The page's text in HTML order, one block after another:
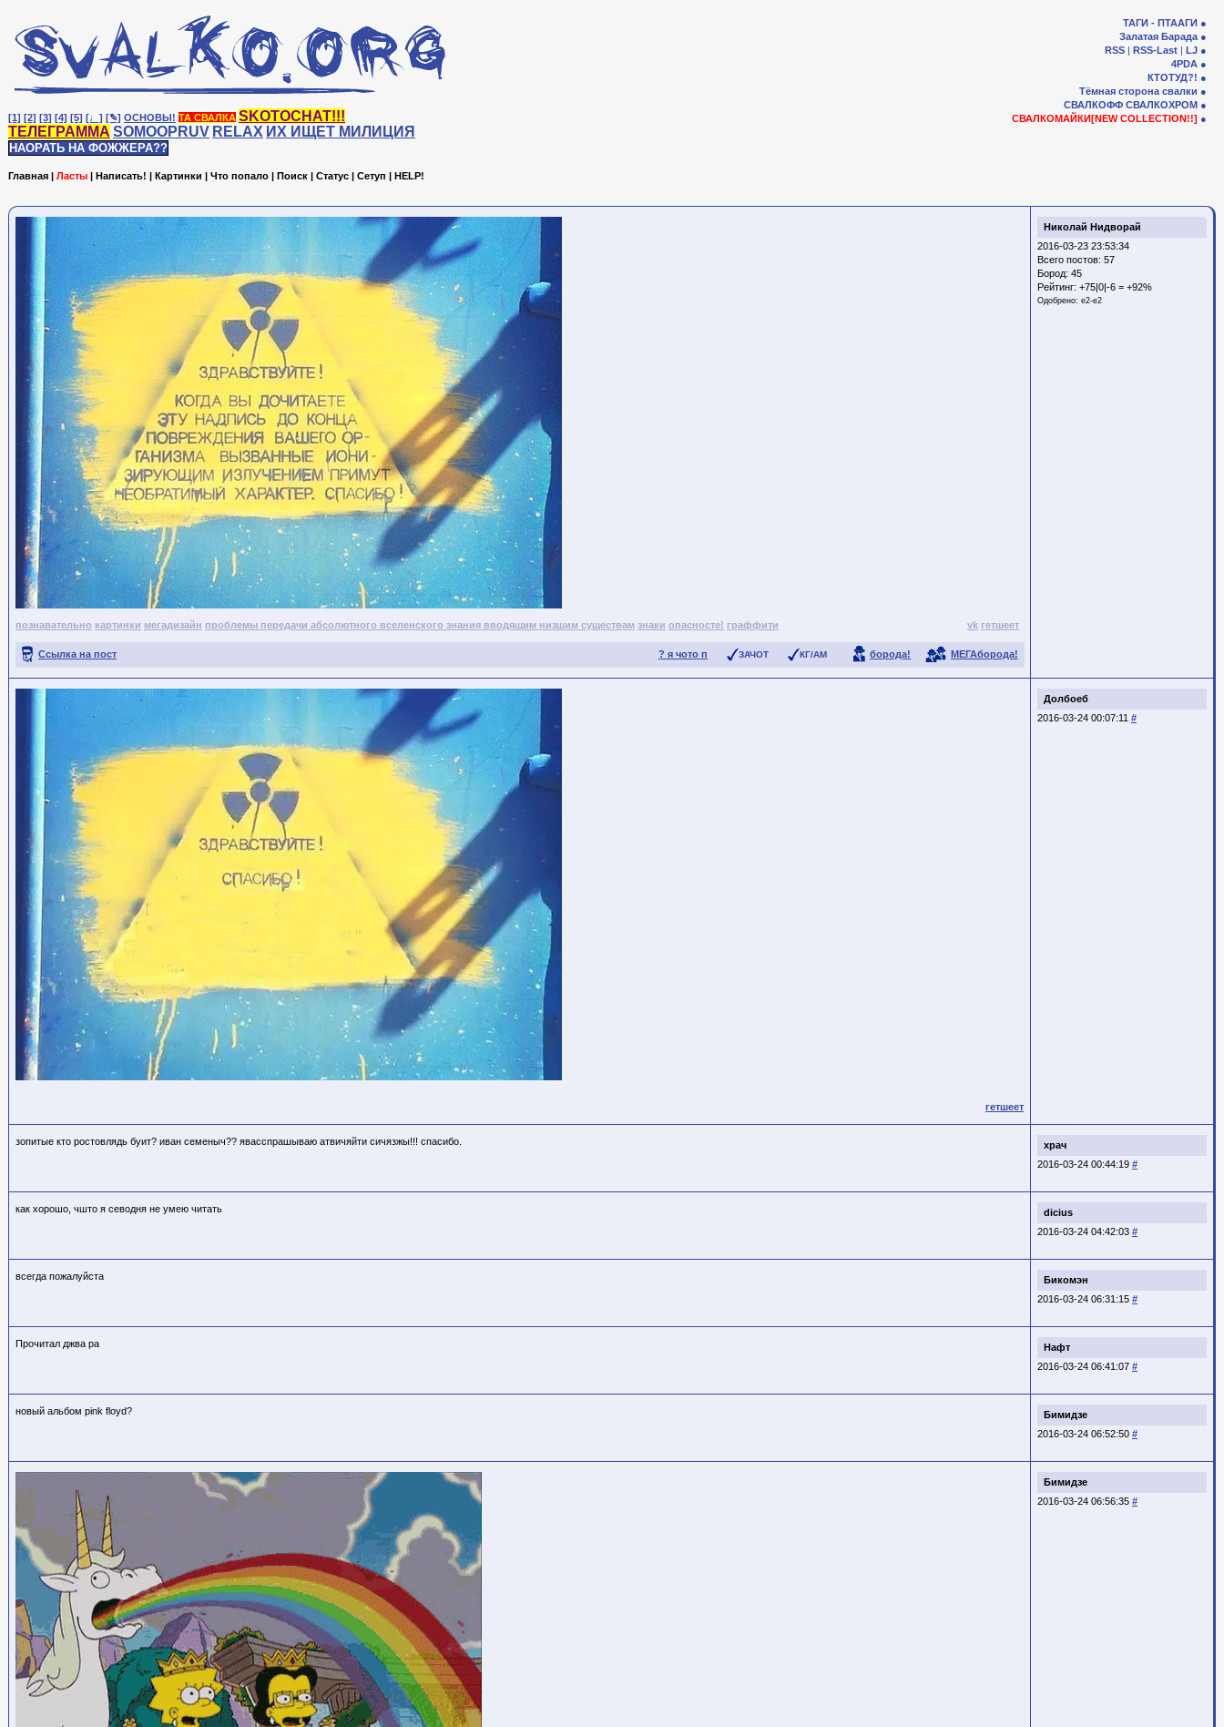
[1] [2] [3] [4] [5] [♩] [✎] ОСНОВЫ! ТА СВАЛКА SKOTOCHAT!!!
ТЕЛЕГРАММА SOMOOPRUV RELAX ИХ ИЩЕТ МИЛИЦИЯ
НАОРАТЬ НА ФОЖЖЕРА??
ТАГИ - ПТААГИ
Залатая Барада
RSS | RSS-Last | LJ
4PDA
КТОТУД?!
Тёмная сторона свалки
СВАЛКОФФ СВАЛКОХРОМ
СВАЛКОМАЙКИ[NEW COLLECTION!!]
Главная | Ласты | Написать! | Картинки | Что попало | Поиск | Статус | Сетуп | HELP!
Николай Нидворай
2016-03-23 23:53:34
Всего постов: 57
Бород: 45
Рейтинг: +75|0|-6 = +92%
Одобрено: e2-e2
познавательно картинки мегадизайн проблемы передачи абсолютного вселенского знания вводящим низшим существам знаки опасносте! граффити vk гетшеет
? я чото п ЗАЧОТ КГ/АМ борода! МЕГАборода!
Ссылка на пост
Долбоеб
2016-03-24 00:07:11 #
гетшеет
храч
2016-03-24 00:44:19 #
зопитые кто ростовлядь буит? иван семеныч?? явасспрашываю атвичяйти сичязжы!!! спасибо.
dicius
2016-03-24 04:42:03 #
как хорошо, чшто я севодня не умею читать
Бикомэн
2016-03-24 06:31:15 #
всегда пожалуйста
Нафт
2016-03-24 06:41:07 #
Прочитал джва ра
Бимидзе
2016-03-24 06:52:50 #
новый альбом pink floyd?
Бимидзе
2016-03-24 06:56:35 #